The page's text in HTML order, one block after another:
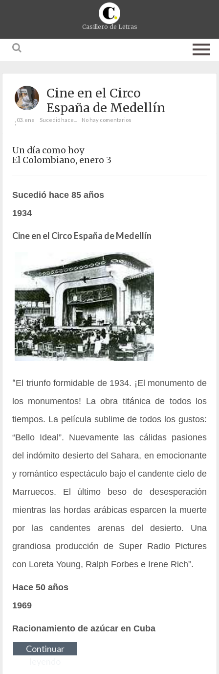
Casillero de Letras
Cine en el Circo
España de Medellín
;03. ene Sucedió hace... No hay comentarios
Un día como hoy
El Colombiano, enero 3
Sucedió hace 85 años
1934
Cine en el Circo España de Medellín
“El triunfo formidable de 1934. ¡El monumento de
los monumentos! La obra titánica de todos los
tiempos. La película sublime de todos los gustos:
“Bello Ideal”. Nuevamente las cálidas pasiones
del indómito desierto del Sahara, en emocionante
y romántico espectáculo bajo el candente cielo de
Marruecos. El último beso de desesperación
mientras las hordas arábicas esparcen la muerte
por las candentes arenas del desierto. Una
grandiosa producción de Super Radio Pictures
con Loreta Young, Ralph Forbes e Irene Rich”.
Hace 50 años
1969
Racionamiento de azúcar en Cuba
Continuar